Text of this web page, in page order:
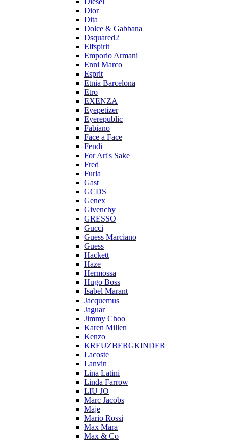
Dior
Dita
Dolce & Gabbana
Dsquared2
Elfspirit
Emporio Armani
Enni Marco
Esprit
Etnia Barcelona
Etro
EXENZA
Eyepetizer
Eyerepublic
Fabiano
Face a Face
Fendi
For Art's Sake
Fred
Furla
Gast
GCDS
Genex
Givenchy
GRESSO
Gucci
Guess Marciano
Guess
Hackett
Haze
Hermossa
Hugo Boss
Isabel Marant
Jacquemus
Jaguar
Jimmy Choo
Karen Millen
Kenzo
KREUZBERGKINDER
Lacoste
Lanvin
Lina Latini
Linda Farrow
LIU JO
Marc Jacobs
Maje
Mario Rossi
Max Mara
Max & Co